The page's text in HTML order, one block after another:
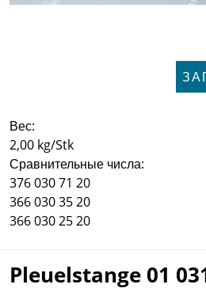
Вес:
2,00 kg/Stk
Сравнительные числа:
376 030 71 20
366 030 35 20
366 030 25 20
Pleuelstange 01